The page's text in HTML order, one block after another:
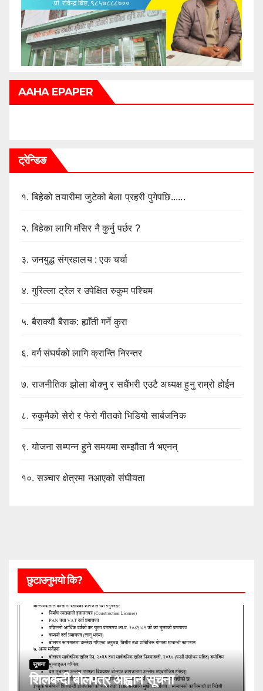
AAHA EPAPER
ट्रेन्डिङ
१.बिहेको तयारीमा जुटेको बेला प्रहरी पुगेपछि......
२.बिहेका लागि मंसिर नै कुर्नु पर्छर ?
३.जनयुद्ध संग्रहालय : एक चर्चा
४.गुरिल्ला ट्रेल र उपेक्षित रुकुम पश्चिम
५.बैराक्यौ बैराक: ह्याँती गर्ने कुरा
६.वर्ग संघर्षको लागि क्रान्ति निरन्तर
७.राजनीतिक झोला बोक्नु र सधैंभरी एउटै अध्यक्ष हुनु राम्रो होईन
८.रुकुमैको सेरो र फेरो गीतको भिडियो सार्बजनिक
९.योजना सम्पन्न हुने समयमा सम्झौता नै भएनन्
१०.सञ्चार क्षेत्रमा नआएको संघीयता
छुटाउनुभयो कि?
सूचना
शिलबन्दी बोलपत्र आह्वान सूचना